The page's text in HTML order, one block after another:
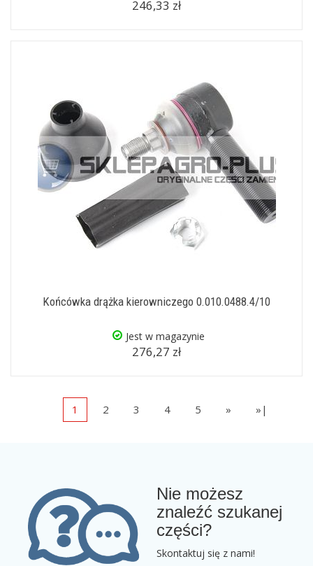
246,33 zł
Końcówka drążka kierowniczego 0.010.0488.4/10
Jest w magazynie
276,27 zł
1 2 3 4 5 » »|
Nie możesz
znaleźć szukanej
części?
Skontaktuj się z nami!